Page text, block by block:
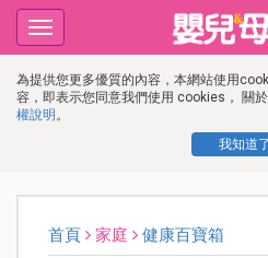
為提供您更多優質的內容，本網站使用
容，即表示您同意我們使用 cookies， 關
權說明 。
我知道了
Toggle
navigation
首頁 家庭 健康百寶箱